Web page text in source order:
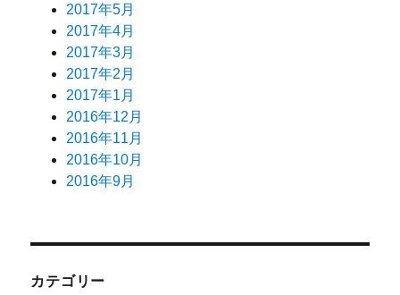
2017年5月
2017年4月
2017年3月
2017年2月
2017年1月
2016年12月
2016年11月
2016年10月
2016年9月
カテゴリー